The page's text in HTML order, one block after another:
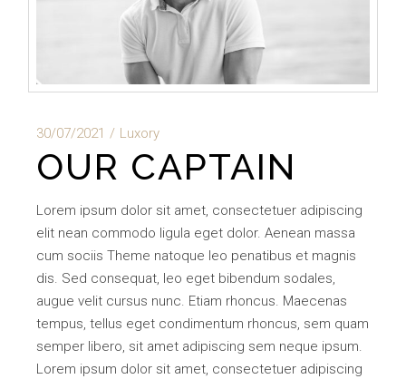
30/07/2021 Luxory
OUR CAPTAIN
Lorem ipsum dolor sit amet, consectetuer adipiscing
elit nean commodo ligula eget dolor. Aenean massa
cum sociis Theme natoque leo penatibus et magnis
dis. Sed consequat, leo eget bibendum sodales,
augue velit cursus nunc. Etiam rhoncus. Maecenas
tempus, tellus eget condimentum rhoncus, sem quam
semper libero, sit amet adipiscing sem neque ipsum.
Lorem ipsum dolor sit amet, consectetuer adipiscing